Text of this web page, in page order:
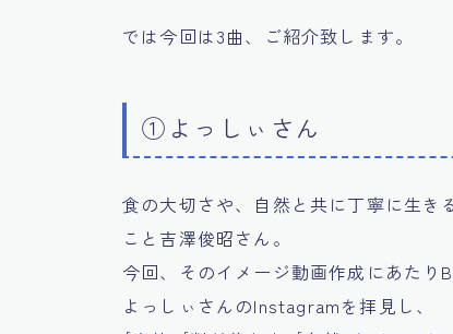
では今回は3曲、ご紹介致します。
①よっしぃさん
食の大切さや、自然と共に丁寧に生き
こと吉澤俊昭さん。
今回、そのイメージ動画作成にあたり
よっしぃさんのInstagramを拝見し、